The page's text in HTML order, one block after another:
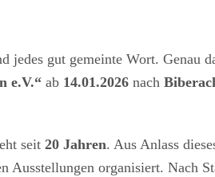
jedes gut gemeinte Wort. Genau
e.V.“ ab 14.01.2026 nach
seit 20 Jahren. Aus Anlass
Ausstellungen organisiert. Nach